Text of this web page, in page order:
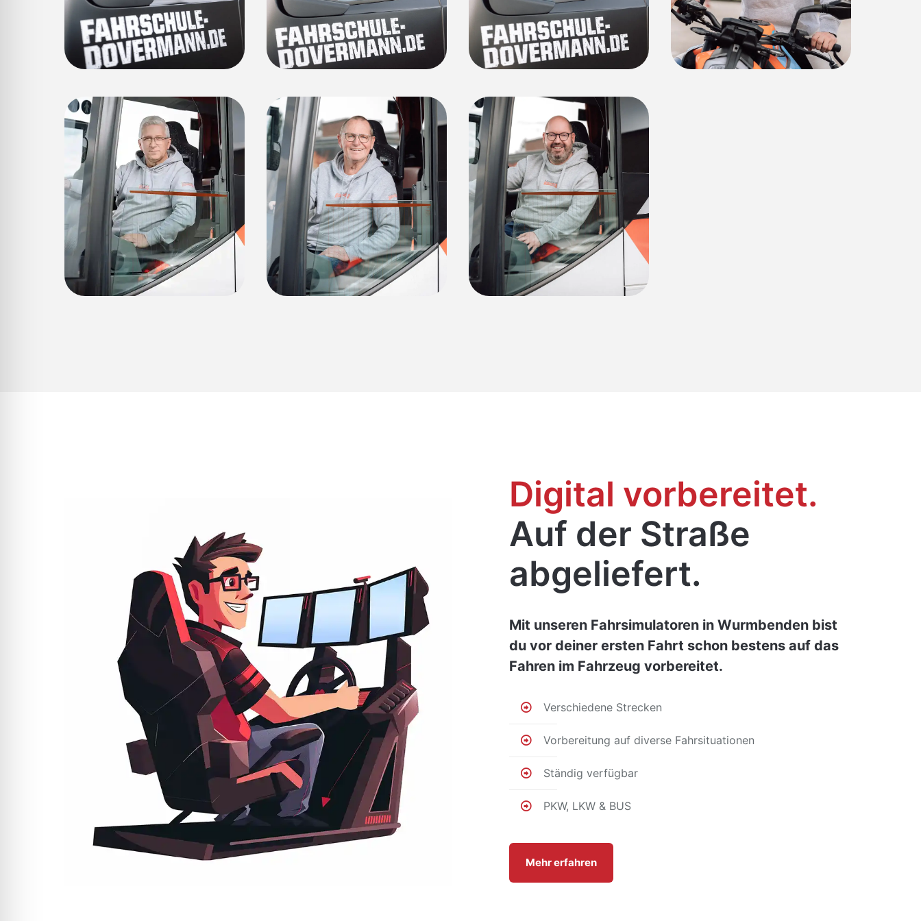
Digital vorbereitet.
Auf der Straße
abgeliefert.
Mit unseren Fahrsimulatoren in Wurmbenden bist
du vor deiner ersten Fahrt schon bestens auf das
Fahren im Fahrzeug vorbereitet.
Verschiedene Strecken
Vorbereitung auf diverse Fahrsituationen
Ständig verfügbar
PKW, LKW & BUS
Mehr erfahren